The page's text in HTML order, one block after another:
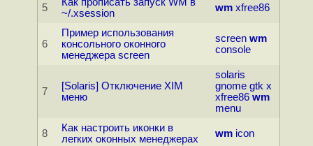
5
~/.xsession
wm xfree86
6
Пример использования
консольного оконного
менеджера screen
screen wm
console
7
[Solaris] Отключение XIM
меню
solaris
gnome gtk x
xfree86 wm
menu
8
Как настроить иконки в
легких оконных менеджерах
wm icon